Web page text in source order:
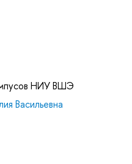
НИУ ВШЭ
Васильевна